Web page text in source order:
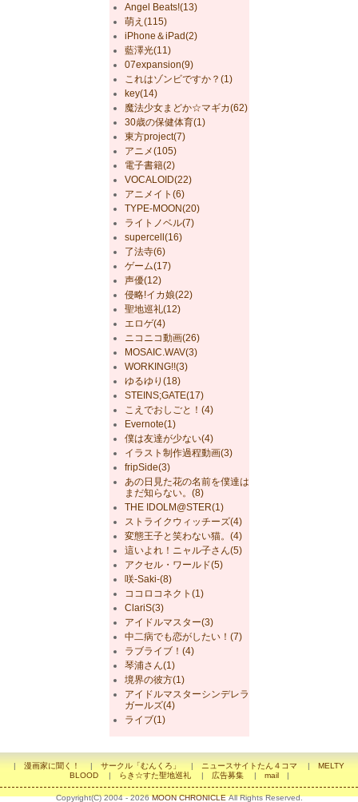
Angel Beats!(13)
萌え(115)
iPhone＆iPad(2)
藍澤光(11)
07expansion(9)
これはゾンビですか？(1)
key(14)
魔法少女まどか☆マギカ(62)
30歳の保健体育(1)
東方project(7)
アニメ(105)
電子書籍(2)
VOCALOID(22)
アニメイト(6)
TYPE-MOON(20)
ライトノベル(7)
supercell(16)
了法寺(6)
ゲーム(17)
声優(12)
侵略!イカ娘(22)
聖地巡礼(12)
エロゲ(4)
ニコニコ動画(26)
MOSAIC.WAV(3)
WORKING!!(3)
ゆるゆり(18)
STEINS;GATE(17)
こえでおしごと！(4)
Evernote(1)
僕は友達が少ない(4)
イラスト制作過程動画(3)
fripSide(3)
あの日見た花の名前を僕達は
まだ知らない。(8)
THE IDOLM@STER(1)
ストライクウィッチーズ(4)
変態王子と笑わない猫。(4)
這いよれ！ニャル子さん(5)
アクセル・ワールド(5)
咲-Saki-(8)
ココロコネクト(1)
ClariS(3)
アイドルマスター(3)
中二病でも恋がしたい！(7)
ラブライブ！(4)
琴浦さん(1)
境界の彼方(1)
アイドルマスターシンデレラ
ガールズ(4)
ライブ(1)
| 漫画家に聞く！ | サークル「むんくろ」 | ニュースサイトたん４コマ |
MELTY
BLOOD
| らき☆すた聖地巡礼 | 広告募集 | mail |
Copyright(C) 2004 - 2026MOON CHRONICLEAll Rights Reserved.